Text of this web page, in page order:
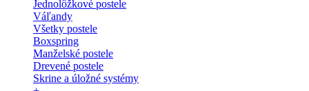
Jednolôžkové postele
Váľandy
Všetky postele
Boxspring
Manželské postele
Drevené postele
Skrine a úložné systémy